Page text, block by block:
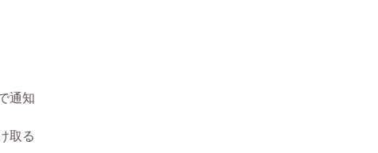
通知
取る